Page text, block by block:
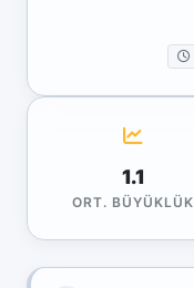
1.1
ORT. BÜYÜKLÜK